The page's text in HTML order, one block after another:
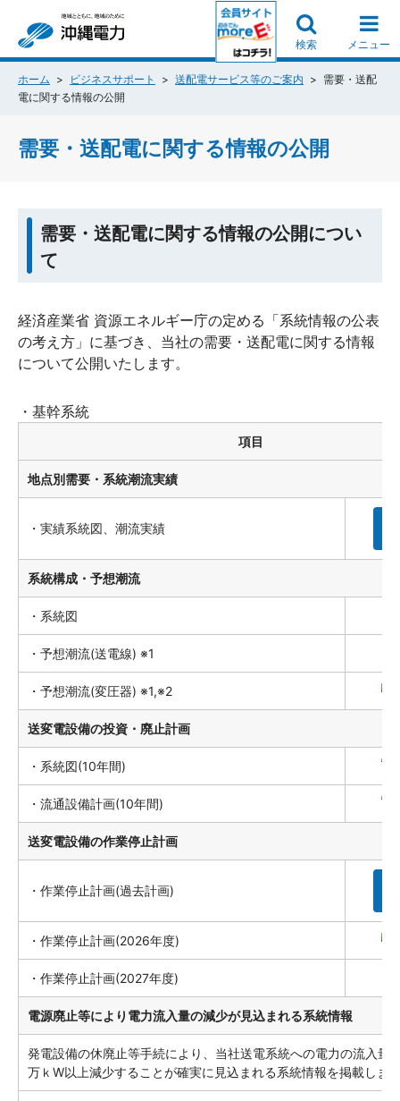
検索 メニュー
ホーム ビジネスサポート 送配電サービス等のご案内
需要・送配
電に関する情報の公開
需要・送配電に関する情報の公開
需要・送配電に関する情報の公開につい
て
経済産業省 資源エネルギー庁の定める「系統情報の公表
の考え方」に基づき、当社の需要・送配電に関する情報
について公開いたします。
・基幹系統
項目
地点別需要・系統潮流実績
・実績系統図、潮流実績
系統構成・予想潮流
・系統図
・予想潮流(送電線) ※1
・予想潮流(変圧器) ※1,※2
送変電設備の投資・廃止計画
・系統図(10年間)
・流通設備計画(10年間)
送変電設備の作業停止計画
・作業停止計画(過去計画)
・作業停止計画(2026年度)
・作業停止計画(2027年度)
電源廃止等により電力流入量の減少が見込まれる系統情報
発電設備の休廃止等手続により、当社送電系統への電力の流入量
万ｋW以上減少することが確実に見込まれる系統情報を掲載しま